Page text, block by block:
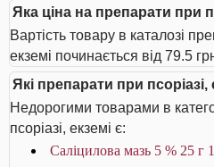
Яка ціна на препарати при
Вартість товару в каталозі
екземі починається від 79.5
Які препарати при
Недорогими товарами в
псоріазі, екземі є:
Саліцилова мазь 5 % 25 г